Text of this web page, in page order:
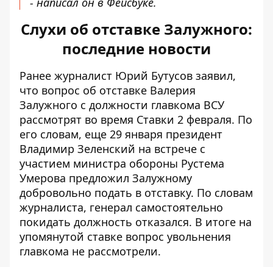
Слухи об отставке Залужного:
последние новости
Ранее журналист Юрий Бутусов заявил,
что вопрос об отставке Валерия
Залужного с должности главкома ВСУ
рассмотрят во время Ставки 2 февраля. По
его словам, еще 29 января президент
Владимир Зеленский на встрече с
участием министра обороны Рустема
Умерова предложил Залужному
добровольно подать в отставку. По словам
журналиста, генерал самостоятельно
покидать должность отказался. В итоге на
упомянутой ставке вопрос увольнения
главкома не рассмотрели.